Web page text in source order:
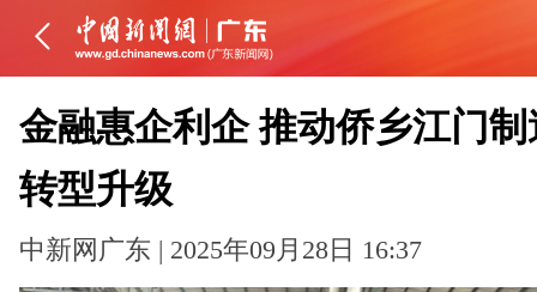
金融惠企利企 推动侨乡江门制
转型升级
中新网广东 | 2025年09月28日 16:37